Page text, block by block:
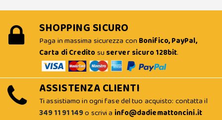
SHOPPING SICURO
Paga in massima sicurezza con Bonifico, PayPal,
Carta di Creditosu server sicuro 128bit.
ASSISTENZA CLIENTI
Ti assistiamo in ogni fase del tuo acquisto: contatta il
349 11 91 149o scrivi a info@dadiemattoncini.it